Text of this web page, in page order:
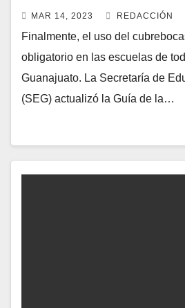
MAR 14, 2023 REDACCIÓN
Finalmente, el uso del
obligatorio en las escuelas de
Guanajuato. La Secretaría de
(SEG) actualizó la Guía de la…